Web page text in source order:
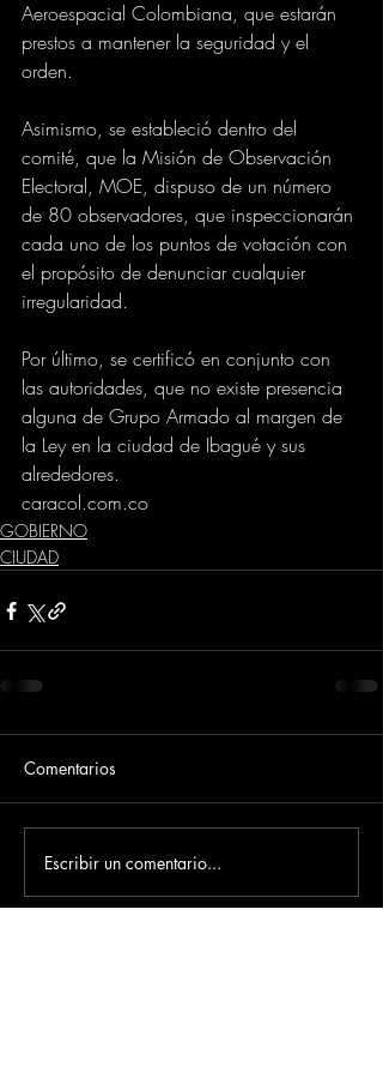
Aeroespacial Colombiana, que estarán
prestos a mantener la seguridad y el
orden.
Asimismo, se estableció dentro del
comité, que la Misión de Observación
Electoral, MOE, dispuso de un número
de 80 observadores, que inspeccionarán
cada uno de los puntos de votación con
el propósito de denunciar cualquier
irregularidad.
Por último, se certificó en conjunto con
las autoridades, que no existe presencia
alguna de Grupo Armado al margen de
la Ley en la ciudad de Ibagué y sus
alrededores.
caracol.com.co
GOBIERNO
CIUDAD
Comentarios
Escribir un comentario...